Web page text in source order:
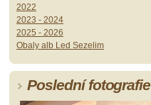
2022
2023 - 2024
2025 - 2026
Obaly alb Led Sezelim
Poslední fotografie